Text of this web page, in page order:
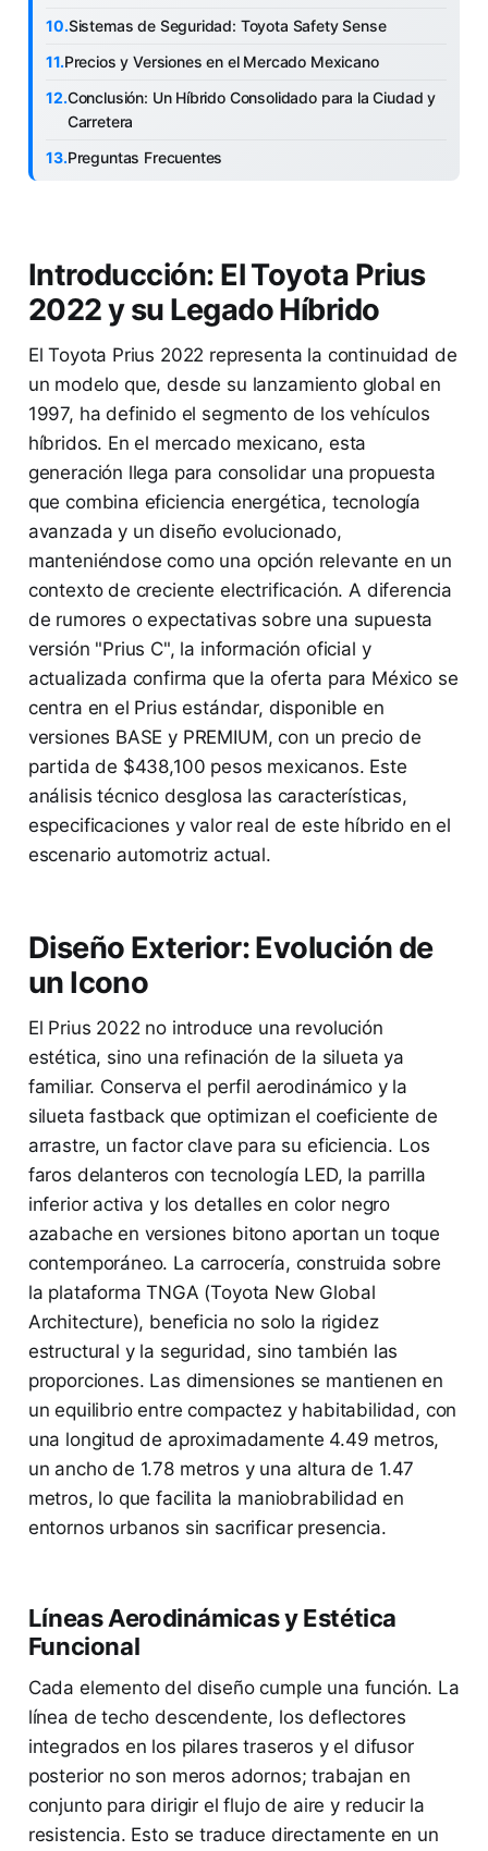
Sistemas de Seguridad: Toyota Safety Sense
Precios y Versiones en el Mercado Mexicano
Conclusión: Un Híbrido Consolidado para la Ciudad y
Carretera
Preguntas Frecuentes
Introducción: El Toyota Prius
2022 y su Legado Híbrido
El Toyota Prius 2022 representa la continuidad de
un modelo que, desde su lanzamiento global en
1997, ha definido el segmento de los vehículos
híbridos. En el mercado mexicano, esta
generación llega para consolidar una propuesta
que combina eficiencia energética, tecnología
avanzada y un diseño evolucionado,
manteniéndose como una opción relevante en un
contexto de creciente electrificación. A diferencia
de rumores o expectativas sobre una supuesta
versión "Prius C", la información oficial y
actualizada confirma que la oferta para México se
centra en el Prius estándar, disponible en
versiones BASE y PREMIUM, con un precio de
partida de $438,100 pesos mexicanos. Este
análisis técnico desglosa las características,
especificaciones y valor real de este híbrido en el
escenario automotriz actual.
Diseño Exterior: Evolución de
un Icono
El Prius 2022 no introduce una revolución
estética, sino una refinación de la silueta ya
familiar. Conserva el perfil aerodinámico y la
silueta fastback que optimizan el coeficiente de
arrastre, un factor clave para su eficiencia. Los
faros delanteros con tecnología LED, la parrilla
inferior activa y los detalles en color negro
azabache en versiones bitono aportan un toque
contemporáneo. La carrocería, construida sobre
la plataforma TNGA (Toyota New Global
Architecture), beneficia no solo la rigidez
estructural y la seguridad, sino también las
proporciones. Las dimensiones se mantienen en
un equilibrio entre compactez y habitabilidad, con
una longitud de aproximadamente 4.49 metros,
un ancho de 1.78 metros y una altura de 1.47
metros, lo que facilita la maniobrabilidad en
entornos urbanos sin sacrificar presencia.
Líneas Aerodinámicas y Estética
Funcional
Cada elemento del diseño cumple una función. La
línea de techo descendente, los deflectores
integrados en los pilares traseros y el difusor
posterior no son meros adornos; trabajan en
conjunto para dirigir el flujo de aire y reducir la
resistencia. Esto se traduce directamente en un